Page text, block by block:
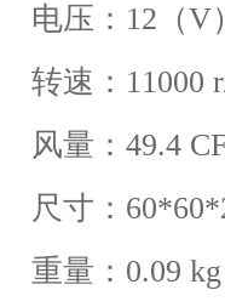
电压：12（V
转速：11000
风量：49.4
尺寸：
重量：0.09 kg